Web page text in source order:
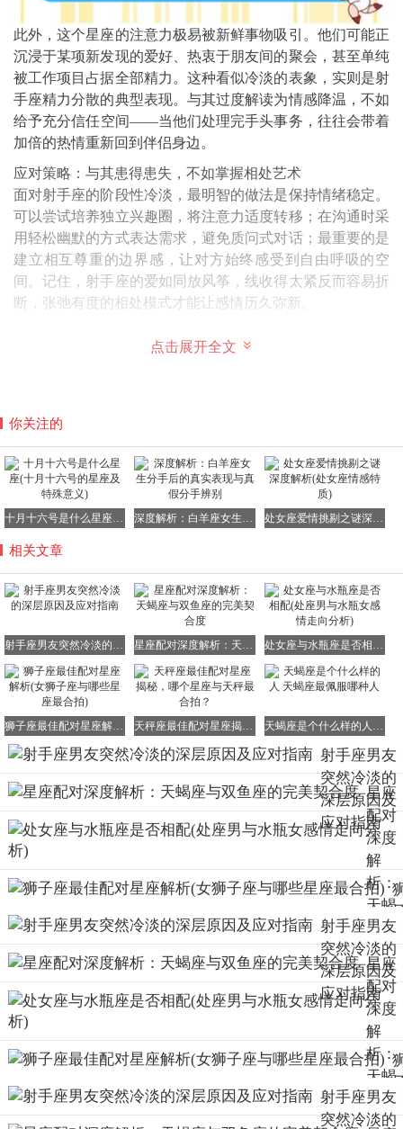
此外，这个星座的注意力极易被新鲜事物吸引。他们可能正
沉浸于某项新发现的爱好、热衷于朋友间的聚会，甚至单纯
被工作项目占据全部精力。这种看似冷淡的表象，实则是射
手座精力分散的典型表现。与其过度解读为情感降温，不如
给予充分信任空间——当他们处理完手头事务，往往会带着
加倍的热情重新回到伴侣身边。
应对策略：与其患得患失，不如掌握相处艺术
面对射手座的阶段性冷淡，最明智的做法是保持情绪稳定。
可以尝试培养独立兴趣圈，将注意力适度转移；在沟通时采
用轻松幽默的方式表达需求，避免质问式对话；最重要的是
建立相互尊重的边界感，让对方始终感受到自由呼吸的空
间。记住，射手座的爱如同放风筝，线收得太紧反而容易折
断，张弛有度的相处模式才能让感情历久弥新。
点击展开全文
你关注的
十月十六号是什么星座(十月十六号的星座及特殊意义) 深度解析：白羊座女生分手后的真实表现与真假分手辨别 处女座爱情挑剔之谜深度解析(处女座情感特质)
相关文章
射手座男友突然冷淡的深层原因及应对指南 星座配对深度解析：天蝎座与双鱼座的完美契合度 处女座与水瓶座是否相配(处座男与水瓶女感情走向分析)
狮子座最佳配对星座解析(女狮子座与哪些星座最合拍) 天秤座最佳配对星座揭秘，哪个星座与天秤最合拍？ 天蝎座是个什么样的人 天蝎座最佩服哪种人
射手座男友
突然冷淡的
深层原因及
应对指南
星座
配对
深度
解
析：
天蝎
座与
双鱼
座的
完美
契合
度
射手座男友
突然冷淡的
深层原因及
应对指南
星座
配对
深度
解
析：
天蝎
座与
双鱼
射手座男友
突然冷淡的